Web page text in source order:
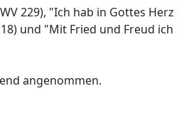
229), "Ich hab in Gottes Herz
und "Mit Fried und Freud ich
angenommen.